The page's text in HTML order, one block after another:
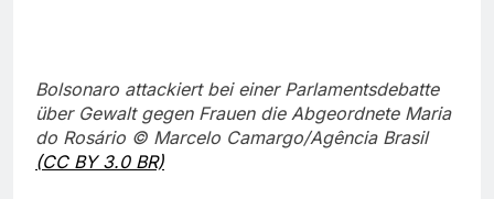
Bolsonaro attackiert bei einer Parlamentsdebatte
über Gewalt gegen Frauen die Abgeordnete Maria
do Rosário © Marcelo Camargo/Agência Brasil
(CC BY 3.0 BR)